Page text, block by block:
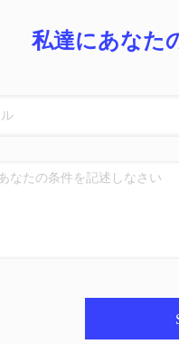
私達にあなた